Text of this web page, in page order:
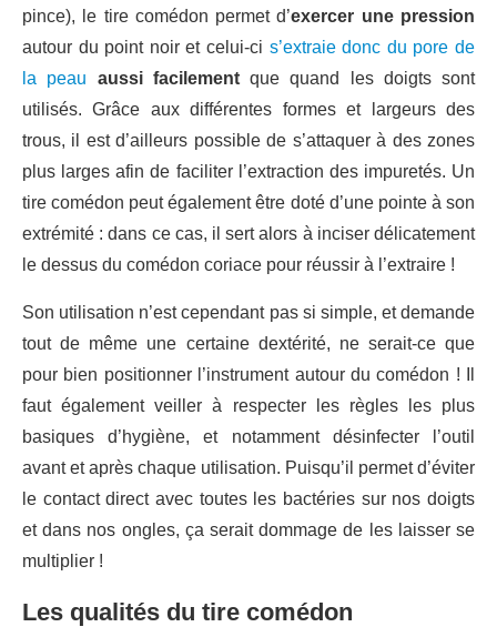
pince), le tire comédon permet d’exercer une pression
autour du point noir et celui-ci s’extraie donc du pore de
la peau
aussi facilementque quand les doigts sont
utilisés. Grâce aux différentes formes et largeurs des
trous, il est d’ailleurs possible de s’attaquer à des zones
plus larges afin de faciliter l’extraction des impuretés. Un
tire comédon peut également être doté d’une pointe à son
extrémité : dans ce cas, il sert alors à inciser délicatement
le dessus du comédon coriace pour réussir à l’extraire !
Son utilisation n’est cependant pas si simple, et demande
tout de même une certaine dextérité, ne serait-ce que
pour bien positionner l’instrument autour du comédon ! Il
faut également veiller à respecter les règles les plus
basiques d’hygiène, et notamment désinfecter l’outil
avant et après chaque utilisation. Puisqu’il permet d’éviter
le contact direct avec toutes les bactéries sur nos doigts
et dans nos ongles, ça serait dommage de les laisser se
multiplier !
Les qualités du tire comédon